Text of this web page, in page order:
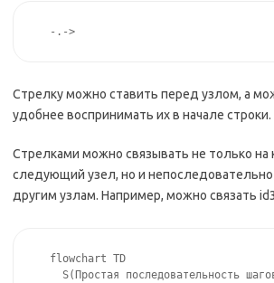
-.->
Стрелку можно ставить перед узлом, а
удобнее воспринимать их в начале строки.
Стрелками можно связывать не только
следующий узел, но и
другим узлам. Например, можно связать
flowchart TD
S(Простая последовательность